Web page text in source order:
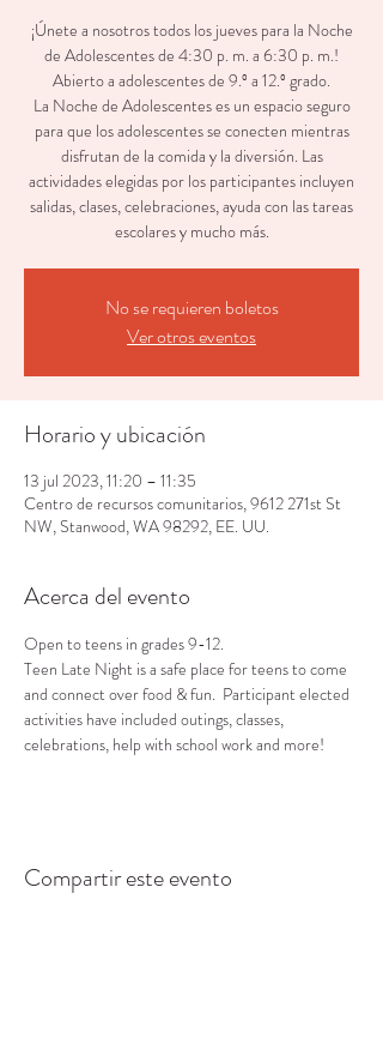
¡Únete a nosotros todos los jueves para la Noche
de Adolescentes de 4:30 p. m. a 6:30 p. m.!
Abierto a adolescentes de 9.º a 12.º grado.
La Noche de Adolescentes es un espacio seguro
para que los adolescentes se conecten mientras
disfrutan de la comida y la diversión. Las
actividades elegidas por los participantes incluyen
salidas, clases, celebraciones, ayuda con las tareas
escolares y mucho más.
No se requieren boletos
Ver otros eventos
Horario y ubicación
13 jul 2023, 11:20 – 11:35
Centro de recursos comunitarios, 9612 271st St
NW, Stanwood, WA 98292, EE. UU.
Acerca del evento
Open to teens in grades 9-12.
Teen Late Night is a safe place for teens to come
and connect over food & fun.  Participant elected
activities have included outings, classes,
celebrations, help with school work and more!
Compartir este evento